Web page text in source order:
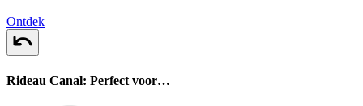
Ontdek
Rideau Canal: Perfect voor…